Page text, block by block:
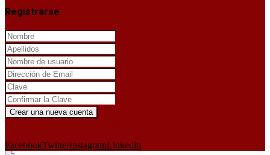
Registrarse
FacebookTwitterInstagramLinkedin